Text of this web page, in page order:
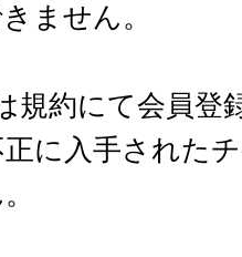
ません。
規約にて会員登
に入手された